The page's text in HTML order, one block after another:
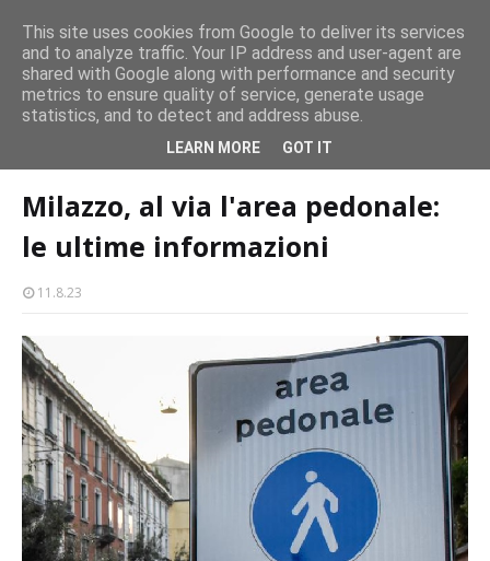
Milazzo 28ª Sagra del Pesce a Vaccarella: il programma
EVENTI
centro storico
Milazzo, al via l'area pedonale: le ultime
Milazzo, al via l'area pedonale:
le ultime informazioni
11.8.23
This site uses cookies from Google to deliver its services
and to analyze traffic. Your IP address and user-agent are
shared with Google along with performance and security
metrics to ensure quality of service, generate usage
statistics, and to detect and address abuse.
LEARN MORE GOT IT